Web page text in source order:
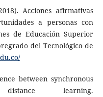
Acciones afirmativas
a personas con
de Educación Superior
del Tecnológico de
between synchronous
learning.